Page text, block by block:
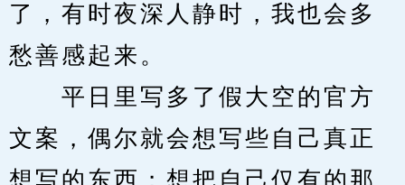
了，有时夜深人静时，我也会多
愁善感起来。
平日里写多了假大空的官方
文案，偶尔就会想写些自己真正